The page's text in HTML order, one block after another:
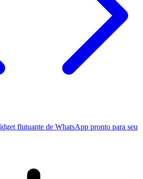
flutuante de WhatsApp pronto para seu